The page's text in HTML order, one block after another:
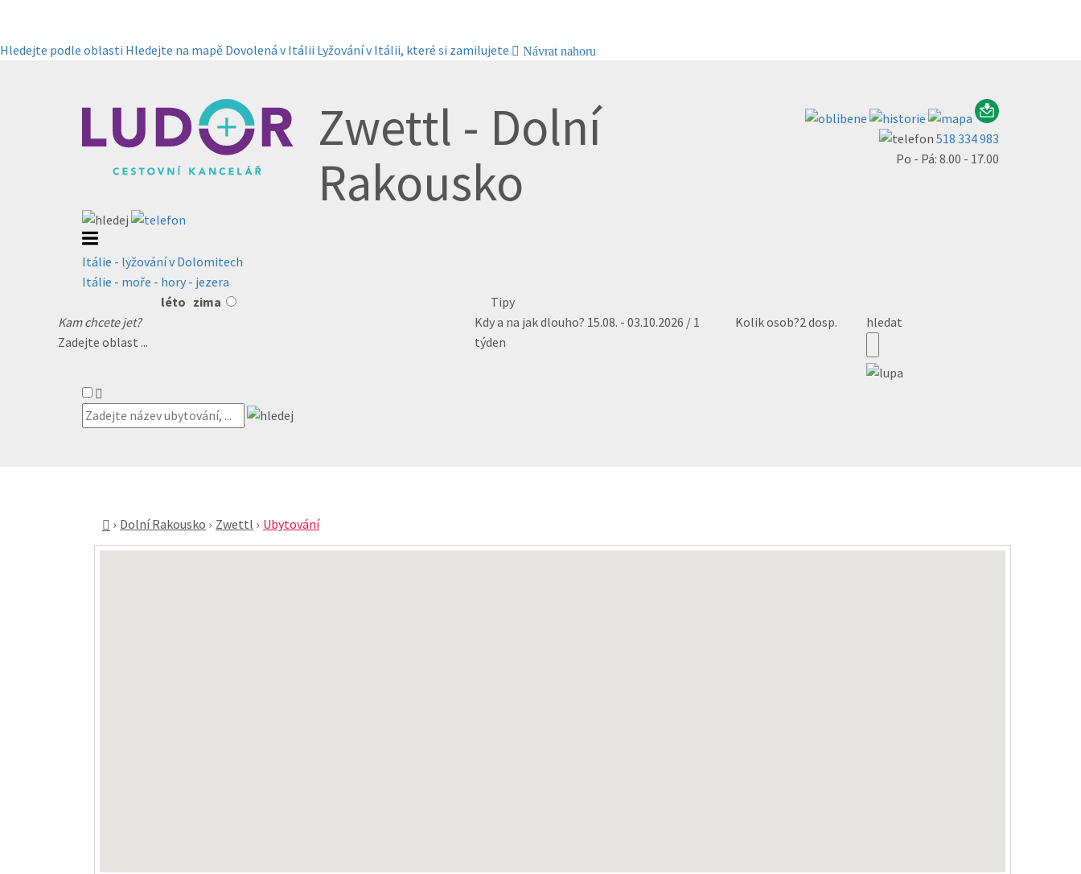
Hledejte podle oblasti Hledejte na mapě Dovolená v Itálii Lyžování v Itálii, které si zamilujete Návrat nahoru
Zwettl - Dolní
Rakousko
518 334 983
Po - Pá: 8.00 - 17.00
Itálie - lyžování v Dolomitech
Itálie - moře - hory - jezera
léto zima
Tipy
Kam chcete jet?
Zadejte oblast ...
Kdy a na jak dlouho? 15.08. - 03.10.2026 / 1
týden
Kolik osob?2 dosp. hledat
Dolní Rakousko Zwettl Ubytování